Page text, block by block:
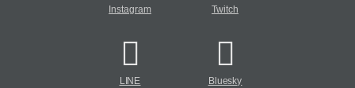
Instagram Twitch
LINE Bluesky